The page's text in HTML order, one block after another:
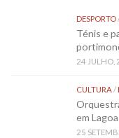
DESPORTO
Ténis e
24 JULHO,
CULTURA/
em Lagoa
25